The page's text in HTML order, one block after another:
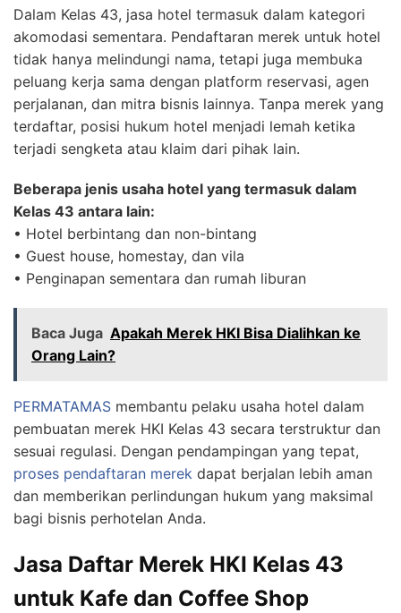
Dalam Kelas 43, jasa hotel termasuk dalam kategori
akomodasi sementara. Pendaftaran merek untuk hotel
tidak hanya melindungi nama, tetapi juga membuka
peluang kerja sama dengan platform reservasi, agen
perjalanan, dan mitra bisnis lainnya. Tanpa merek yang
terdaftar, posisi hukum hotel menjadi lemah ketika
terjadi sengketa atau klaim dari pihak lain.
Beberapa jenis usaha hotel yang termasuk dalam
Kelas 43 antara lain:
• Hotel berbintang dan non-bintang
• Guest house, homestay, dan vila
• Penginapan sementara dan rumah liburan
Baca Juga Apakah Merek HKI Bisa Dialihkan ke
Orang Lain?
PERMATAMAS membantu pelaku usaha hotel dalam
pembuatan merek HKI Kelas 43 secara terstruktur dan
sesuai regulasi. Dengan pendampingan yang tepat,
proses pendaftaran merek dapat berjalan lebih aman
dan memberikan perlindungan hukum yang maksimal
bagi bisnis perhotelan Anda.
Jasa Daftar Merek HKI Kelas 43
untuk Kafe dan Coffee Shop